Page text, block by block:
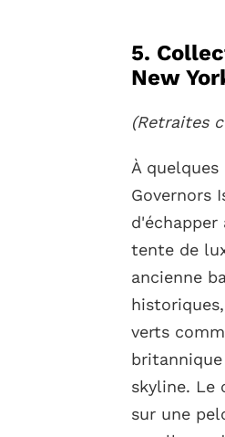
5.
New
(Retraites
À
Governors
tente de
ancienne
verts
skyline. Le
sur une